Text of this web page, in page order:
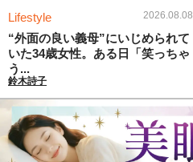
Lifestyle 2026.08.08
“外面の良い義母”にいじめられて
いた34歳女性。ある日「笑っちゃ
う...
鈴木詩子